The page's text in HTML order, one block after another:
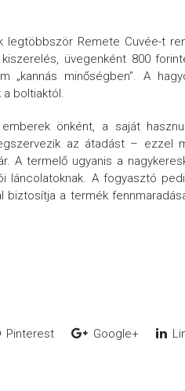
legtöbbször Remete Cuvée-t
üvegenként 800
„kannás minőségben”. A
a boltiaktól.
önként, a saját
az átadást – ezzel
A termelő ugyanis a
láncolatoknak. A fogyasztó
biztosítja a termék
Pinterest Google+